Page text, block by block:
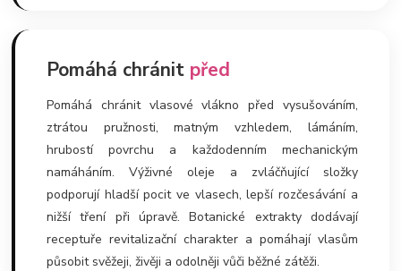
Pomáhá chránit před
Pomáhá chránit vlasové vlákno před vysušováním,
ztrátou pružnosti, matným vzhledem, lámáním,
hrubostí povrchu a každodenním mechanickým
namáháním. Výživné oleje a zvláčňující složky
podporují hladší pocit ve vlasech, lepší rozčesávání a
nižší tření při úpravě. Botanické extrakty dodávají
receptuře revitalizační charakter a pomáhají vlasům
působit svěžeji, živěji a odolněji vůči běžné zátěži.